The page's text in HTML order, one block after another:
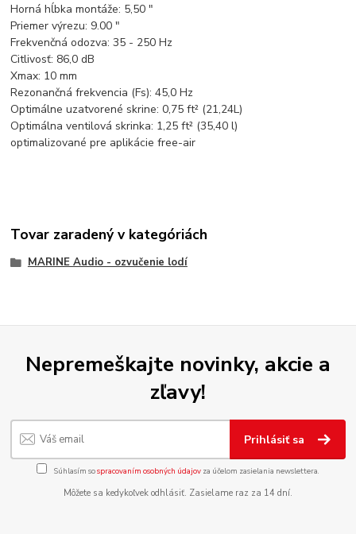
Horná hĺbka montáže: 5,50 "
Priemer výrezu: 9.00 "
Frekvenčná odozva: 35 - 250 Hz
Citlivosť: 86,0 dB
Xmax: 10 mm
Rezonančná frekvencia (Fs): 45,0 Hz
Optimálne uzatvorené skrine: 0,75 ft² (21,24L)
Optimálna ventilová skrinka: 1,25 ft² (35,40 l)
optimalizované pre aplikácie free-air
Tovar zaradený v kategóriách
MARINE Audio - ozvučenie lodí
Nepremeškajte novinky, akcie a
zľavy!
Prihlásiť sa
Súhlasím sospracovaním osobných údajov za účelom zasielania newslettera.
Môžete sa kedykoľvek odhlásiť. Zasielame raz za 14 dní.